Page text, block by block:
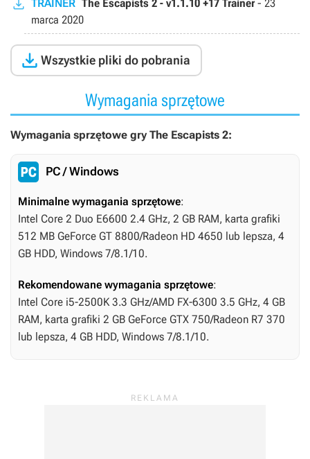
TRAINER The Escapists 2 - v1.1.10 +17 Trainer- 23
marca 2020
 Wszystkie pliki do pobrania
Wymagania sprzętowe
Wymagania sprzętowe gry The Escapists 2:
PC / Windows
Minimalne wymagania sprzętowe:
Intel Core 2 Duo E6600 2.4 GHz, 2 GB RAM, karta grafiki
512 MB GeForce GT 8800/Radeon HD 4650 lub lepsza, 4
GB HDD, Windows 7/8.1/10.
Rekomendowane wymagania sprzętowe:
Intel Core i5-2500K 3.3 GHz/AMD FX-6300 3.5 GHz, 4 GB
RAM, karta grafiki 2 GB GeForce GTX 750/Radeon R7 370
lub lepsza, 4 GB HDD, Windows 7/8.1/10.